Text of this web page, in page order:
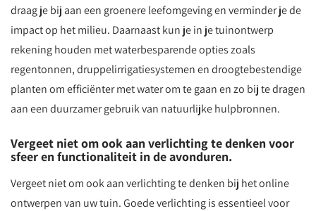
draag je bij aan een groenere leefomgeving en verminder je de
impact op het milieu. Daarnaast kun je in je tuinontwerp
rekening houden met waterbesparende opties zoals
regentonnen, druppelirrigatiesystemen en droogtebestendige
planten om efficiënter met water om te gaan en zo bij te dragen
aan een duurzamer gebruik van natuurlijke hulpbronnen.
Vergeet niet om ook aan verlichting te denken voor
sfeer en functionaliteit in de avonduren.
Vergeet niet om ook aan verlichting te denken bij het online
ontwerpen van uw tuin. Goede verlichting is essentieel voor